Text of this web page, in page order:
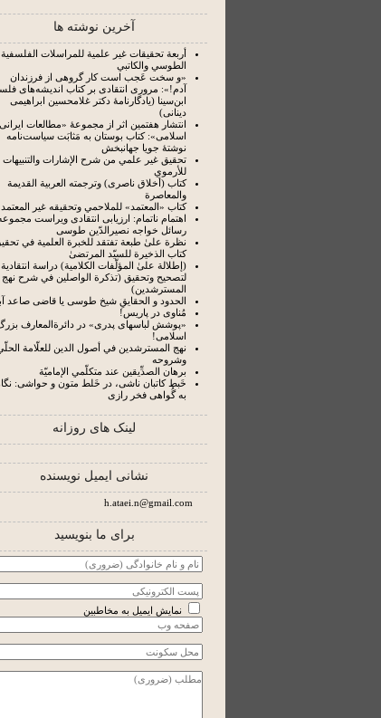
آخرین نوشته ها
أربعة تحقيقات غير علمية للمراسلات الفلسفية
الطوسي والكاتبي
«و سخت عَجب است کار گروهی از فرزندان
آدم!»: مروری انتقادی بر کتاب اندیشه‌های
ابن‌سینا (یادگارنامۀ دکتر غلامحسین ابراهیمی
دینانی)
انتشار هفتمین اثر از مجموعۀ «مطالعات ایرانی
اسلامی»: کتاب بوستان به‌ مَثابَت سیاست‌نامه
نوشتۀ جویا جهانبخش
تحقيق غير علمي من شرح الإشارات والتنبيهات
للأرموي
كتاب (أخلاق ناصرى) وترجمته العربية القديمة
والمعاصرة
كتاب «المعتمد» للملاحمي وتحقيقه غير المعتمد
اهتمام ناتمام: ارزیابی انتقادی ویراست
رسائل خواجه نصیرالدّین طوسی
نظرة علىٰ طبعة تفتقد للخبرة العلمية في
كتاب الذخيرة للسيّد المرتضىٰ
(إطلالة علىٰ المؤلّفات الكلامية) دراسة انتقادية
لتصحيح وتحقيق (تذكرة الواصلين في شرح نهج
المسترشدين)
الحدود و الحقایقِ شیخ طوسی یا قاضی صاعد
مُناوی در پاریس!
«پوشش لباسهای پدری» در دائرة‌المعارف
اسلامی!
نهج المسترشدين في أصول الدين للعلّامة
وشروحه
برهان الصدِّيقين عند متكلّمي الإماميّة
خَبط کاتبان ناشی، در خَلط متون و حواشی:
به گُواهی فخر رازی
لینک های روزانه
نشانی ایمیل نویسنده
h.ataei.n@gmail.com
برای ما بنویسید
نمایش ایمیل به مخاطبین